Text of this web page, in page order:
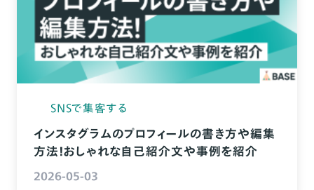
SNSで集客する
インスタグラムのプロフィールの書き方や編集
方法！おしゃれな自己紹介文や事例を紹介
2026-05-03